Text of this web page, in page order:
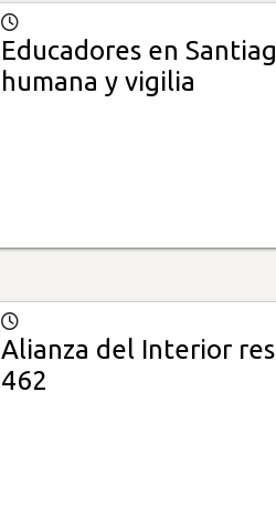
Educadores en
humana y vigilia
Alianza del Interior
462